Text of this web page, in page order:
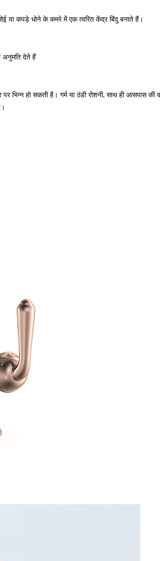
या कपड़े धोने के कमरे में एक त्वरित केंद्र बिंदु बनाते हैं।
अनुमति देते हैं
भिन्न हो सकती है। गर्म या ठंडी रोशनी, साथ ही